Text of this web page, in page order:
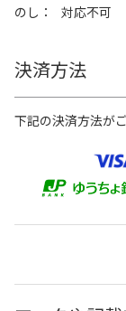
のし
対応不可
決済方法
下記の決済方法が